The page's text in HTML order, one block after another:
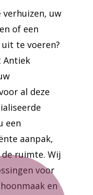
uw
of een
te voeren?
Antiek
al deze
een
aanpak,
ruimte. Wij
voor
en